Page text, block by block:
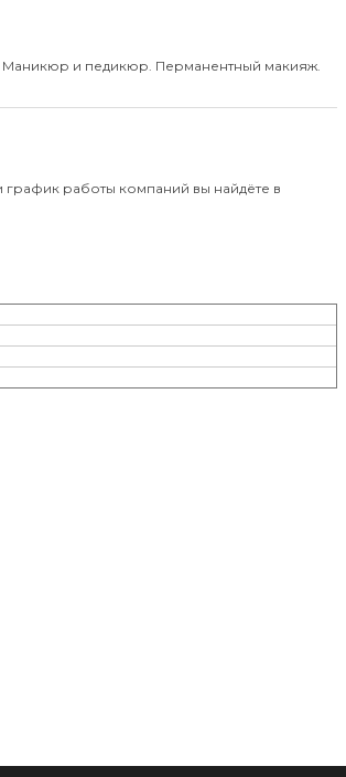
Маникюр и педикюр. Перманентный макияж.
работы компаний вы найдёте в